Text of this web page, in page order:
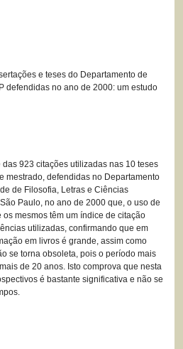
e teses do Departamento de
defendidas no ano de 2000: um estudo
923 citações utilizadas nas 10 teses
mestrado, defendidas no Departamento
de Filosofia, Letras e Ciências
Paulo, no ano de 2000 que, o uso de
os mesmos têm um índice de citação
utilizadas, confirmando que em
em livros é grande, assim como
se torna obsoleta, pois o período mais
de 20 anos. Isto comprova que nesta
é bastante significativa e não se